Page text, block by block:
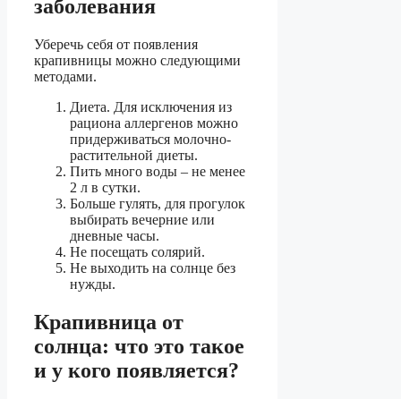
заболевания
Уберечь себя от появления
крапивницы можно следующими
методами.
Диета. Для исключения из
рациона аллергенов можно
придерживаться молочно-
растительной диеты.
Пить много воды – не менее
2 л в сутки.
Больше гулять, для прогулок
выбирать вечерние или
дневные часы.
Не посещать солярий.
Не выходить на солнце без
нужды.
Крапивница от
солнца: что это такое
и у кого появляется?